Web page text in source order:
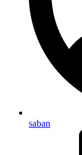
saban